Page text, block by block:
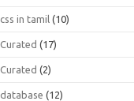
css in tamil (10)
Curated (17)
Curated (2)
database (12)